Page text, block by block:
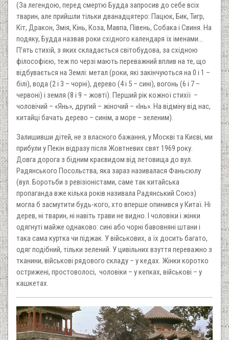
(За легендою, перед смертю Будда запросив до себе всіх
тварин, але прийшли тільки дванадцятеро: Пацюк, Бик, Тигр,
Кіт, Дракон, Змія, Кінь, Коза, Мавпа, Півень, Собака і Свиня. На
подяку, Будда назвав роки східного календаря їх іменами...
П’ять стихій, з яких складається світобудова, за східною
філософією, теж по черзі мають переважний вплив на те, що
відбувається на Землі: метал (роки, які закінчуються на 0 і 1 –
білі), вода (2 і 3 – чорні), дерево (4 і 5 – сині), вогонь (6 і 7 –
червоні) і земля (8 і 9 – жовті). Перший рік кожної стихії –
чоловічий – «Янь», другий – жіночий – «Інь». На відміну від нас,
китайці бачать дерево – синім, а море – зеленим).
Залишивши дітей, не з власного бажання, у Москві та Києві, ми
прибули у Пекін відразу після Жовтневих свят 1969 року.
Довга дорога з бідним краєвидом від летовища до вул.
Радянського Посольства, яка зараз називалася Фаньсюлу
(вул. Боротьби з ревізіоністами, саме так китайська
пропаганда вже кілька років називала Радянський Союз)
могла б засмутити будь-кого, хто вперше опинився у Китаї. Ні
дерев, ні тварин, ні навіть трави не видно. І чоловіки і жінки
одягнуті майже однаково: сині або чорні бавовняні штани і
така сама куртка чи піджак. У військових, а їх досить багато,
одяг подібний, тільки зелений. У цивільних взуття переважно з
тканини, військові рядового складу – у кедах. Жінки коротко
острижені, простоволосі, чоловіки – у кепках, військові – у
кашкетах.